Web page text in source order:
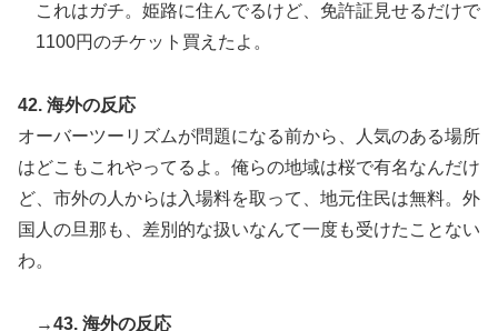
これはガチ。姫路に住んでるけど、免許証見せるだけで
1100円のチケット買えたよ。
42. 海外の反応
オーバーツーリズムが問題になる前から、人気のある場所
はどこもこれやってるよ。俺らの地域は桜で有名なんだけ
ど、市外の人からは入場料を取って、地元住民は無料。外
国人の旦那も、差別的な扱いなんて一度も受けたことない
わ。
→43. 海外の反応